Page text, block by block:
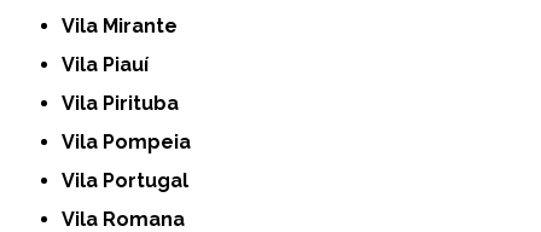
Vila Mirante
Vila Piauí
Vila Pirituba
Vila Pompeia
Vila Portugal
Vila Romana